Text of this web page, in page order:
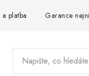
platba Garance